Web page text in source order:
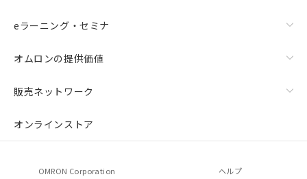
eラーニング・セミナ
オムロンの提供価値
販売ネットワーク
オンラインストア
OMRON Corporation ヘルプ